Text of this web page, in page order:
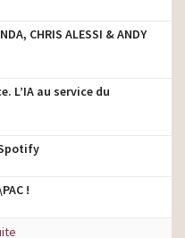
CHRIS ALESSI & ANDY
L’IA au service du
!